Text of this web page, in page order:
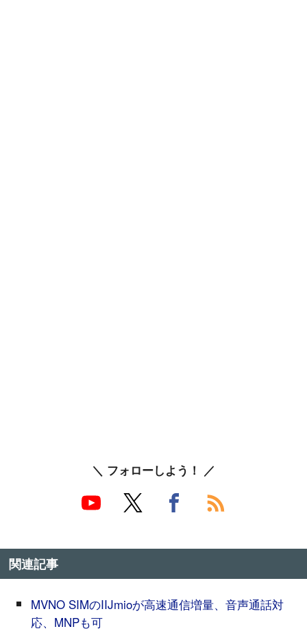
＼ フォローしよう！ ／
関連記事
MVNO SIMのIIJmioが高速通信増量、音声通話対
応、MNPも可